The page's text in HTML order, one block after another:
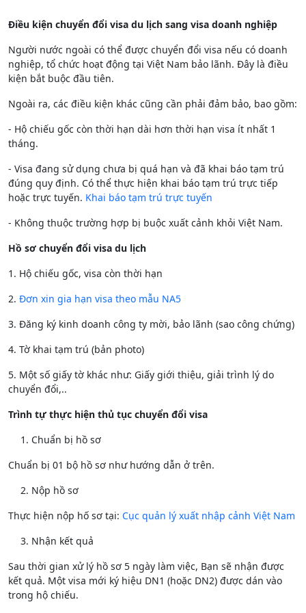
Điều kiện chuyển đổi visa du lịch sang visa doanh nghiệp
Người nước ngoài có thể được chuyển đổi visa nếu có doanh
nghiệp, tổ chức hoạt động tại Việt Nam bảo lãnh. Đây là điều
kiện bắt buộc đầu tiên.
Ngoài ra, các điều kiện khác cũng cần phải đảm bảo, bao gồm:
- Hộ chiếu gốc còn thời hạn dài hơn thời hạn visa ít nhất 1
tháng.
- Visa đang sử dụng chưa bị quá hạn và đã khai báo tạm trú
đúng quy định. Có thể thực hiện khai báo tạm trú trực tiếp
hoặc trực tuyến. Khai báo tạm trú trực tuyến
- Không thuộc trường hợp bị buộc xuất cảnh khỏi Việt Nam.
Hồ sơ chuyển đổi visa du lịch
1. Hộ chiếu gốc, visa còn thời hạn
2. Đơn xin gia hạn visa theo mẫu NA5
3. Đăng ký kinh doanh công ty mời, bảo lãnh (sao công chứng)
4. Tờ khai tạm trú (bản photo)
5. Một số giấy tờ khác như: Giấy giới thiệu, giải trình lý do
chuyển đổi,..
Trình tự thực hiện thủ tục chuyển đổi visa
1. Chuẩn bị hồ sơ
Chuẩn bị 01 bộ hồ sơ như hướng dẫn ở trên.
2. Nộp hồ sơ
Thực hiện nộp hố sơ tại: Cục quản lý xuất nhập cảnh Việt Nam
3. Nhận kết quả
Sau thời gian xử lý hồ sơ 5 ngày làm việc, Bạn sẽ nhận được
kết quả. Một visa mới ký hiệu DN1 (hoặc DN2) được dán vào
trong hộ chiếu.